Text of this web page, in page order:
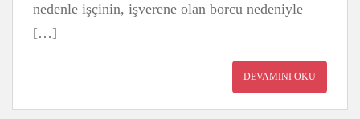
nedenle işçinin, işverene olan borcu nedeniyle
[…]
DEVAMINI OKU